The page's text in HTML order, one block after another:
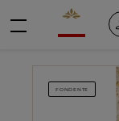
Valrhona -
FONDENTE